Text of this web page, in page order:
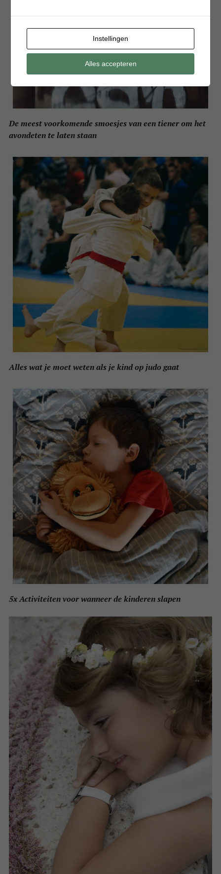
De meest voorkomende smoesjes van een tiener om het
avondeten te laten staan
Alles wat je moet weten als je kind op judo gaat
5x Activiteiten voor wanneer de kinderen slapen
Instellingen
Alles accepteren